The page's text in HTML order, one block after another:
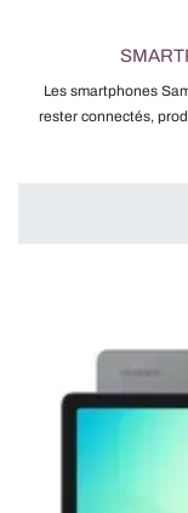
Les smartphones
rester connectés,